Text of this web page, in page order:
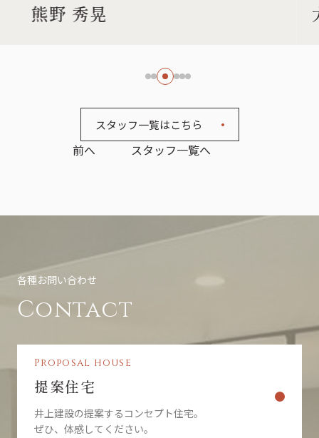
大西 友里恵
スタッフ一覧はこちら
前へ スタッフ一覧へ
各種お問い合わせ
Contact
Proposal house
提案住宅
井上建設の提案するコンセプト住宅。
ぜひ、体感してください。